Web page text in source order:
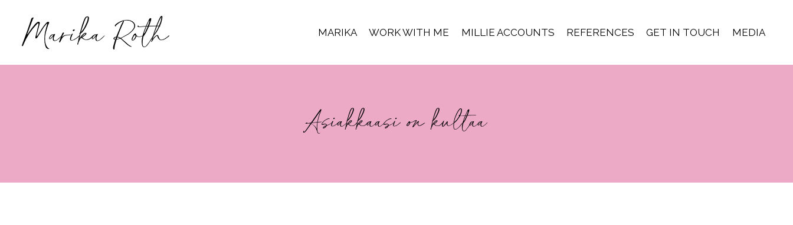
sisältöön
MARIKA WORK WITH ME MILLIE ACCOUNTS REFERENCES GET IN TOUCH MEDIA
Asiakkaasi on kultaa